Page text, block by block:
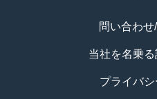
問い合わ
当社を名乗
プライバ